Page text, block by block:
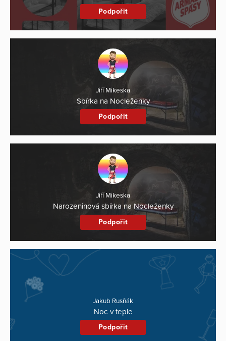
Podpořit
Jiří Mikeska
Sbírka na Nocleženky
Podpořit
Jiří Mikeska
Narozeninová sbírka na Nocleženky
Podpořit
Jakub Rusňák
Noc v teple
Podpořit